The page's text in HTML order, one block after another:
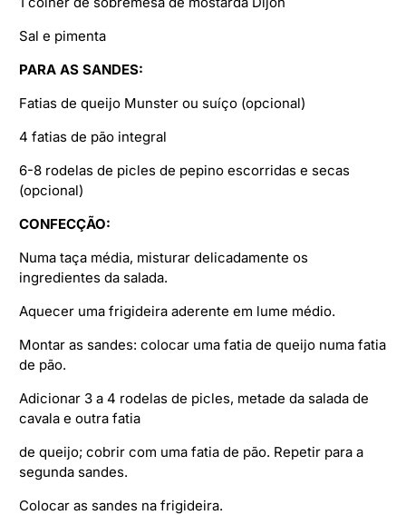
Sal e pimenta
PARA AS SANDES:
Fatias de queijo Munster ou suíço (opcional)
4 fatias de pão integral
6-8 rodelas de picles de pepino escorridas e secas
(opcional)
CONFECÇÃO:
Numa taça média, misturar delicadamente os
ingredientes da salada.
Aquecer uma frigideira aderente em lume médio.
Montar as sandes: colocar uma fatia de queijo numa fatia
de pão.
Adicionar 3 a 4 rodelas de picles, metade da salada de
cavala e outra fatia
de queijo; cobrir com uma fatia de pão. Repetir para a
segunda sandes.
Colocar as sandes na frigideira.